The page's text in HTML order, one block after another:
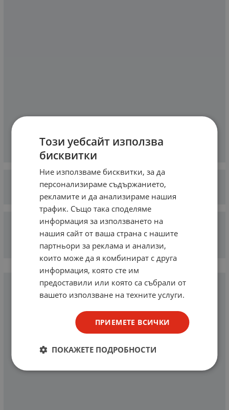
Този уебсайт използва
бисквитки
Ние използваме бисквитки, за да
персонализираме съдържанието,
рекламите и да анализираме нашия
трафик. Също така споделяме
информация за използването на
нашия сайт от ваша страна с нашите
партньори за реклама и анализи,
които може да я комбинират с друга
информация, която сте им
предоставили или която са събрали от
вашето използване на техните услуги.
ПРИЕМЕТЕ ВСИЧКИ
ПОКАЖЕТЕ ПОДРОБНОСТИ